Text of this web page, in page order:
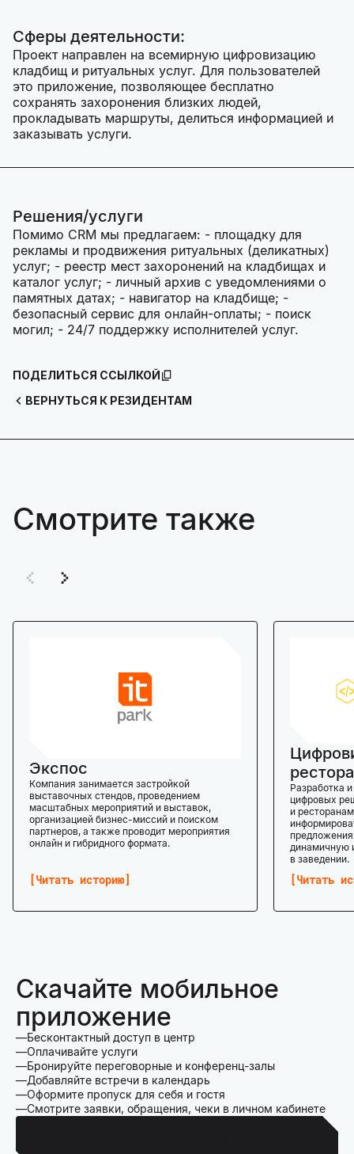
Сферы деятельности:
Проект направлен на всемирную цифровизацию
кладбищ и ритуальных услуг. Для пользователей
это приложение, позволяющее бесплатно
сохранять захоронения близких людей,
прокладывать маршруты, делиться информацией и
заказывать услуги.
Решения/услуги
Помимо CRM мы предлагаем: - площадку для
рекламы и продвижения ритуальных (деликатных)
услуг; - реестр мест захоронений на кладбищах и
каталог услуг; - личный архив с уведомлениями о
памятных датах; - навигатор на кладбище; -
безопасный сервис для онлайн-оплаты; - поиск
могил; - 24/7 поддержку исполнителей услуг.
ВЕРНУТЬСЯ К РЕЗИДЕНТАМ
ПОДЕЛИТЬСЯ ССЫЛКОЙ
Смотрите также
Читать историю
Экспос
Компания занимается застройкой
выставочных стендов, проведением
масштабных мероприятий и выставок,
организацией бизнес-миссий и поиском
партнеров, а также проводит мероприятия
онлайн и гибридного формата.
Читать
Разработка
цифровых
и
динамичную
в заведении.
Скачайте мобильное
приложение
Бесконтактный доступ в центр
Оплачивайте услуги
Бронируйте переговорные и конференц-залы
Добавляйте встречи в календарь
Оформите пропуск для себя и гостя
Смотрите заявки, обращения, чеки в личном кабинете